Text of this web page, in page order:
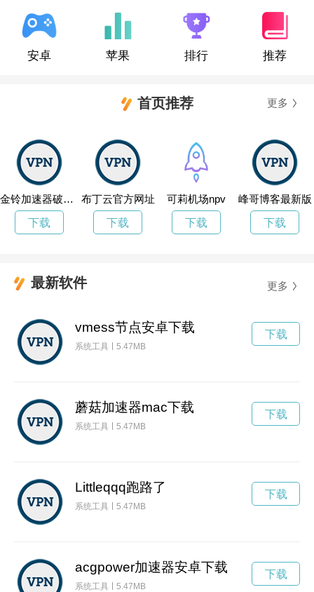
安卓 苹果 排行 推荐
首页推荐 更多
金铃加速器破解版
下载
布丁云官方网址
下载
可莉机场npv
下载
峰哥博客最新版
下载
最新软件 更多
vmess节点安卓下载
系统工具 5.47MB
下载
蘑菇加速器mac下载
系统工具 5.47MB
下载
Littleqqq跑路了
系统工具 5.47MB
下载
acgpower加速器安卓下载
系统工具 5.47MB
下载